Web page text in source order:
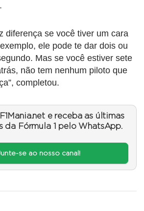
diferença se você tiver um cara
ele pode te dar dois ou
Mas se você estiver sete
não tem nenhum piloto que
completou.
e receba as últimas
da Fórmula 1 pelo WhatsApp.
se ao nosso canal!